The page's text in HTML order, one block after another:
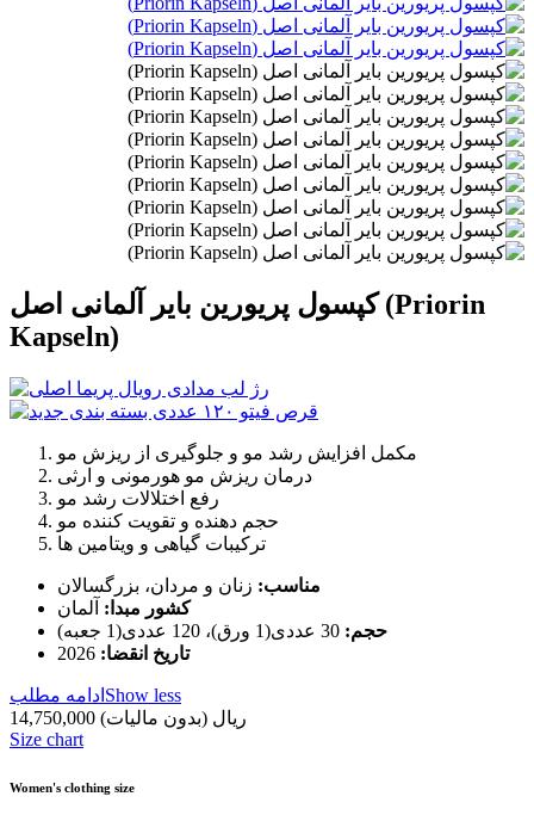
کپسول پریورین بایر آلمانی اصل (Priorin
Kapseln)
مکمل افزایش رشد مو و جلوگیری از ریزش مو
درمان ریزش مو هورمونی و ارثی
رفع اختلالات رشد مو
حجم دهنده و تقویت کننده مو
ترکیبات گیاهی و ویتامین ها
مناسب: زنان و مردان، بزرگسالان
کشور مبدا: آلمان
حجم:
تاریخ انقضا:
ادامه مطلب Show less
14,750,000 ریال (بدون مالیات)
Size chart
Women's clothing size